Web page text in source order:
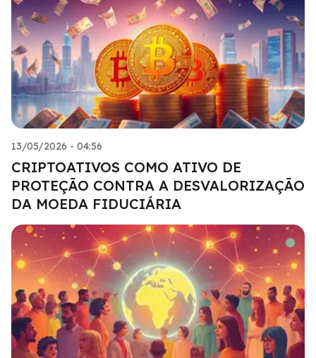
13/05/2026 - 04:56
CRIPTOATIVOS COMO ATIVO DE
PROTEÇÃO CONTRA A DESVALORIZAÇÃO
DA MOEDA FIDUCIÁRIA